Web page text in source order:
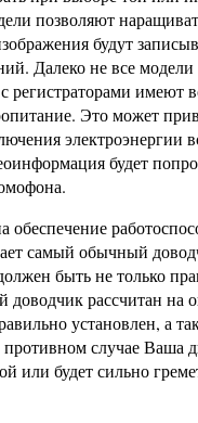
позволяют
будут
Далеко не все модели
регистраторами имеют
Это может
электроэнергии
будет
самый обычный
быть не только
доводчик рассчитан на
установлен, а
случае Ваша
или будет сильно